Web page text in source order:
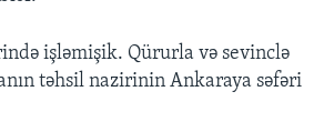
işləmişik. Qürurla və sevinclə
təhsil nazirinin Ankaraya səfəri